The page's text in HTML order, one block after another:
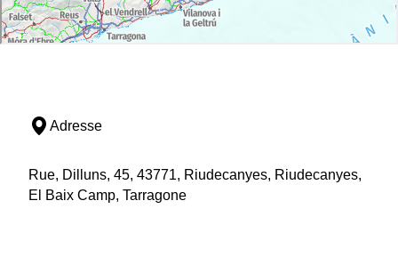
Adresse
Rue, Dilluns, 45, 43771, Riudecanyes, Riudecanyes,
El Baix Camp, Tarragone